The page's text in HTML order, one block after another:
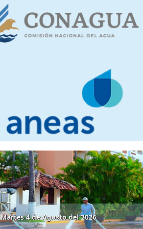
Martes 4 de Agosto del 2026